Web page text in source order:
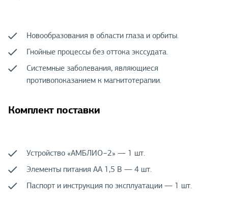
Новообразования в области глаза и орбиты.
Гнойные процессы без оттока экссудата.
Системные заболевания, являющиеся
противопоказанием к магнитотерапии.
Комплект поставки
Устройство «АМБЛИО−2» — 1 шт.
Элементы питания AA 1,5 В — 4 шт.
Паспорт и инструкция по эксплуатации — 1 шт.